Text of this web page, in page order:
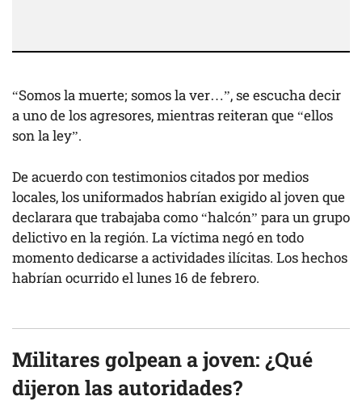
“Somos la muerte; somos la ver…”, se escucha decir
a uno de los agresores, mientras reiteran que “ellos
son la ley”.
De acuerdo con testimonios citados por medios
locales, los uniformados habrían exigido al joven que
declarara que trabajaba como “halcón” para un grupo
delictivo en la región. La víctima negó en todo
momento dedicarse a actividades ilícitas. Los hechos
habrían ocurrido el lunes 16 de febrero.
Militares golpean a joven: ¿Qué
dijeron las autoridades?